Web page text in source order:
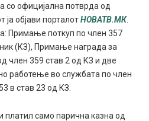
со официјална потврда од
ја објави порталотНОВАТВ.МК.
Примање поткуп по член 357
(КЗ), Примање награда за
член 359 став 2 од КЗ и две
работење во службата по член
в став 23 од КЗ.
само парична казна од